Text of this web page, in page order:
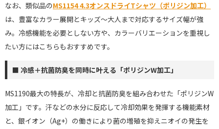
なお、類似品のMS1154 4.3オンスドライTシャツ（ポリジン加工）
は、豊富なカラー展開とキッズ〜大人まで対応するサイズ幅が強
み。冷感機能を必要としない方や、カラーバリエーションを重視し
たい方にはこちらもおすすめです。
■ 冷感＋抗菌防臭を同時に叶える「ポリジンW加工」
MS1190最大の特長が、冷却と抗菌防臭を組み合わせた「ポリジンW
加工」です。汗などの水分に反応して冷却効果を発揮する機能素材
と、銀イオン（Ag+）の働きにより菌の増殖を抑えニオイの発生を